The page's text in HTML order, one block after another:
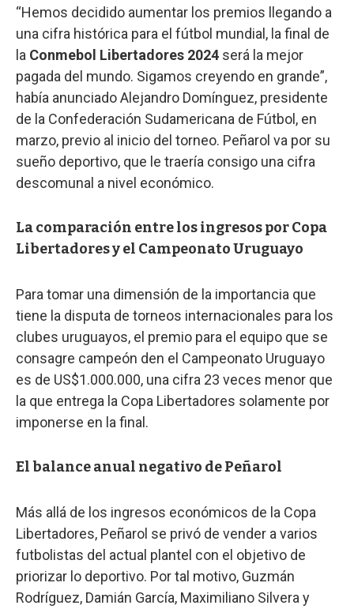
“Hemos decidido aumentar los premios llegando a
una cifra histórica para el fútbol mundial, la final de
la Conmebol Libertadores 2024 será la mejor
pagada del mundo. Sigamos creyendo en grande”,
había anunciado Alejandro Domínguez, presidente
de la Confederación Sudamericana de Fútbol, en
marzo, previo al inicio del torneo. Peñarol va por su
sueño deportivo, que le traería consigo una cifra
descomunal a nivel económico.
La comparación entre los ingresos por Copa
Libertadores y el Campeonato Uruguayo
Para tomar una dimensión de la importancia que
tiene la disputa de torneos internacionales para los
clubes uruguayos, el premio para el equipo que se
consagre campeón den el Campeonato Uruguayo
es de US$1.000.000, una cifra 23 veces menor que
la que entrega la Copa Libertadores solamente por
imponerse en la final.
El balance anual negativo de Peñarol
Más allá de los ingresos económicos de la Copa
Libertadores, Peñarol se privó de vender a varios
futbolistas del actual plantel con el objetivo de
priorizar lo deportivo. Por tal motivo, Guzmán
Rodríguez, Damián García, Maximiliano Silvera y